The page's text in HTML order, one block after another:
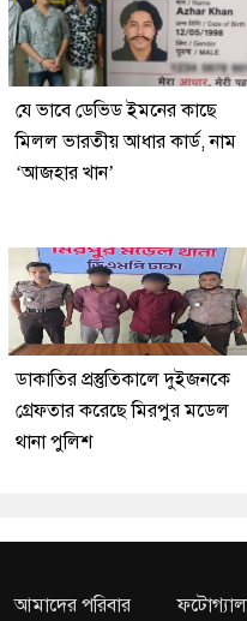
যে ভাবে ডেভিড ইমনের কাছে
মিলল ভারতীয় আধার কার্ড, নাম
‘আজহার খান’
ডাকাতির প্রস্তুতিকালে দুইজনকে
গ্রেফতার করেছে মিরপুর মডেল
থানা পুলিশ
আমাদের পরিবার